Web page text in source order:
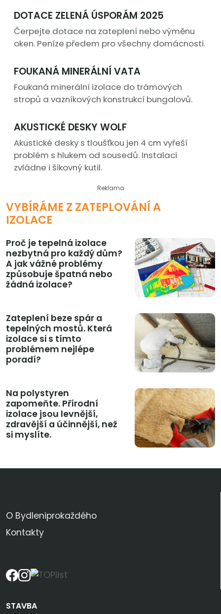
DOTACE ZELENÁ ÚSPORÁM 2025
Čerpejte dotace na zateplení nebo výměnu
oken. Peníze předem pro všechny domácnosti.
FOUKANÁ MINERÁLNÍ VATA
Foukaná minerální izolace do trámových
stropů a vazníkových konstrukcí bungalovů.
AKUSTICKÉ DESKY WOLF
Akustické desky s tloušťkou jen 4 cm vyřeší
problém s hlukem od sousedů. Instalaci
zvládne i šikovný kutil.
Reklama
VYBÍRÁME Z ZATEPLOVÁNÍ A
IZOLACE
Proč je tepelná izolace
nezbytná pro každý dům?
A jak vážné problémy
způsobuje špatná nebo
žádná izolace?
Zateplení beze spár a
tepelných mostů. Která
izolace si s tímto
problémem nejlépe
poradí?
Na polystyren
zapomeňte. Přírodní
izolace jsou levnější,
zdravější a účinnější, než
si myslíte.
O Bydleniprokaždého
Kontakty
STAVBA